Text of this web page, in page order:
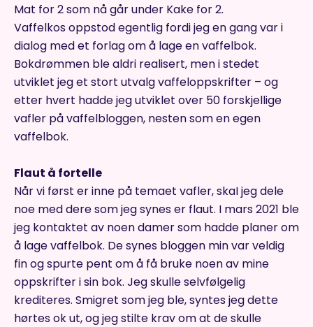
Mat for 2 som nå går under Kake for 2.
Vaffelkos oppstod egentlig fordi jeg en gang var i
dialog med et forlag om å lage en vaffelbok.
Bokdrømmen ble aldri realisert, men i stedet
utviklet jeg et stort utvalg vaffeloppskrifter – og
etter hvert hadde jeg utviklet over 50 forskjellige
vafler på vaffelbloggen, nesten som en egen
vaffelbok.
Flaut å fortelle
Når vi først er inne på temaet vafler, skaI jeg dele
noe med dere som jeg synes er flaut. I mars 2021 ble
jeg kontaktet av noen damer som hadde planer om
å lage vaffelbok. De synes bloggen min var veldig
fin og spurte pent om å få bruke noen av mine
oppskrifter i sin bok. Jeg skulle selvfølgelig
krediteres. Smigret som jeg ble, syntes jeg dette
hørtes ok ut, og jeg stilte krav om at de skulle